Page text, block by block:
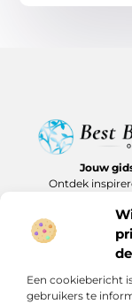
Een cookiebericht
gebruikers te
Jouw
Ontdek
Bericht